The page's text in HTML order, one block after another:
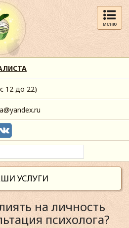
меню
12 до 22)
УСЛУГИ
на личность
психолога?